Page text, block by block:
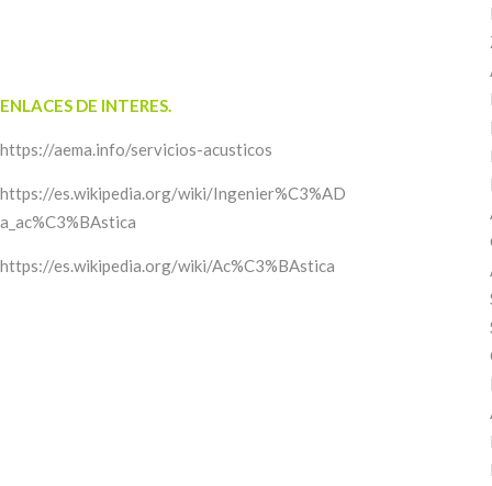
ENLACES DE INTERES.
https://aema.info/servicios-acusticos
https://es.wikipedia.org/wiki/Ingenier%C3%AD
a_ac%C3%BAstica
https://es.wikipedia.org/wiki/Ac%C3%BAstica